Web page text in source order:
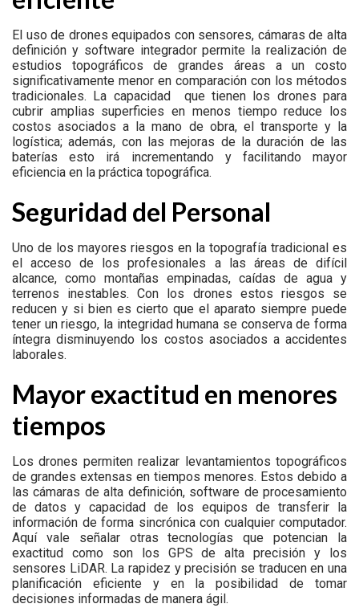
El uso de drones equipados con sensores, cámaras de alta
definición y software integrador permite la realización de
estudios topográficos de grandes áreas a un costo
significativamente menor en comparación con los métodos
tradicionales. La capacidad que tienen los drones para
cubrir amplias superficies en menos tiempo reduce los
costos asociados a la mano de obra, el transporte y la
logística; además, con las mejoras de la duración de las
baterías esto irá incrementando y facilitando mayor
eficiencia en la práctica topográfica.
Seguridad del Personal
Uno de los mayores riesgos en la topografía tradicional es
el acceso de los profesionales a las áreas de difícil
alcance, como montañas empinadas, caídas de agua y
terrenos inestables. Con los drones estos riesgos se
reducen y si bien es cierto que el aparato siempre puede
tener un riesgo, la integridad humana se conserva de forma
íntegra disminuyendo los costos asociados a accidentes
laborales.
Mayor exactitud en menores
tiempos
Los drones permiten realizar levantamientos topográficos
de grandes extensas en tiempos menores. Estos debido a
las cámaras de alta definición, software de procesamiento
de datos y capacidad de los equipos de transferir la
información de forma sincrónica con cualquier computador.
Aquí vale señalar otras tecnologías que potencian la
exactitud como son los GPS de alta precisión y los
sensores LiDAR. La rapidez y precisión se traducen en una
planificación eficiente y en la posibilidad de tomar
decisiones informadas de manera ágil.